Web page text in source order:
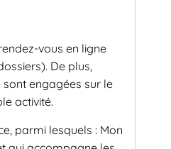
vous en ligne
De plus,
sont engagées sur le
activité.
parmi lesquels : Mon